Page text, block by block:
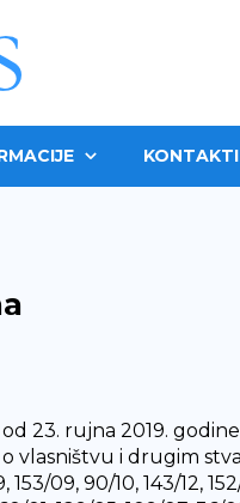
KONTAKTI
23. rujna 2019. godine
o vlasništvu i drugim
09, 90/10, 143/12,